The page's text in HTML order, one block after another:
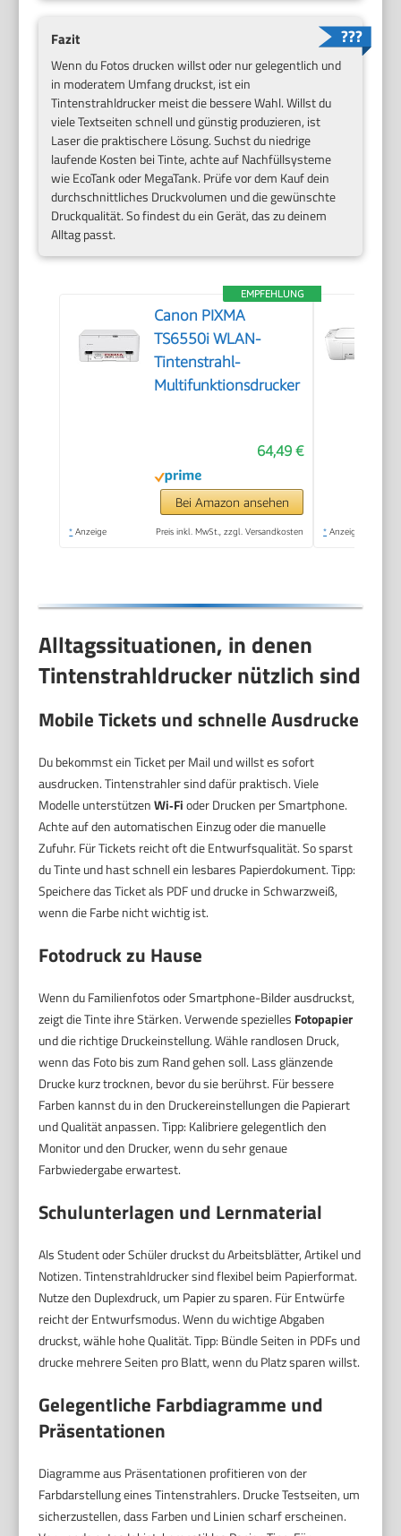
Fazit
Wenn du Fotos drucken willst oder nur gelegentlich und
in moderatem Umfang druckst, ist ein
Tintenstrahldrucker meist die bessere Wahl. Willst du
viele Textseiten schnell und günstig produzieren, ist
Laser die praktischere Lösung. Suchst du niedrige
laufende Kosten bei Tinte, achte auf Nachfüllsysteme
wie EcoTank oder MegaTank. Prüfe vor dem Kauf dein
durchschnittliches Druckvolumen und die gewünschte
Druckqualität. So findest du ein Gerät, das zu deinem
Alltag passt.
EMPFEHLUNG
Canon PIXMA
TS6550i WLAN-
Tintenstrahl-
Multifunktionsdrucker
64,49 €
Bei Amazon ansehen
* Anzeige Preis inkl. MwSt., zzgl. Versandkosten * Anzeige
Alltagssituationen, in denen
Tintenstrahldrucker nützlich sind
Mobile Tickets und schnelle Ausdrucke
Du bekommst ein Ticket per Mail und willst es sofort
ausdrucken. Tintenstrahler sind dafür praktisch. Viele
Modelle unterstützenWi‑Fioder Drucken per Smartphone.
Achte auf den automatischen Einzug oder die manuelle
Zufuhr. Für Tickets reicht oft die Entwurfsqualität. So sparst
du Tinte und hast schnell ein lesbares Papierdokument. Tipp:
Speichere das Ticket als PDF und drucke in Schwarzweiß,
wenn die Farbe nicht wichtig ist.
Fotodruck zu Hause
Wenn du Familienfotos oder Smartphone-Bilder ausdruckst,
zeigt die Tinte ihre Stärken. Verwende spezielles Fotopapier
und die richtige Druckeinstellung. Wähle randlosen Druck,
wenn das Foto bis zum Rand gehen soll. Lass glänzende
Drucke kurz trocknen, bevor du sie berührst. Für bessere
Farben kannst du in den Druckereinstellungen die Papierart
und Qualität anpassen. Tipp: Kalibriere gelegentlich den
Monitor und den Drucker, wenn du sehr genaue
Farbwiedergabe erwartest.
Schulunterlagen und Lernmaterial
Als Student oder Schüler druckst du Arbeitsblätter, Artikel und
Notizen. Tintenstrahldrucker sind flexibel beim Papierformat.
Nutze den Duplexdruck, um Papier zu sparen. Für Entwürfe
reicht der Entwurfsmodus. Wenn du wichtige Abgaben
druckst, wähle hohe Qualität. Tipp: Bündle Seiten in PDFs und
drucke mehrere Seiten pro Blatt, wenn du Platz sparen willst.
Gelegentliche Farbdiagramme und
Präsentationen
Diagramme aus Präsentationen profitieren von der
Farbdarstellung eines Tintenstrahlers. Drucke Testseiten, um
sicherzustellen, dass Farben und Linien scharf erscheinen.